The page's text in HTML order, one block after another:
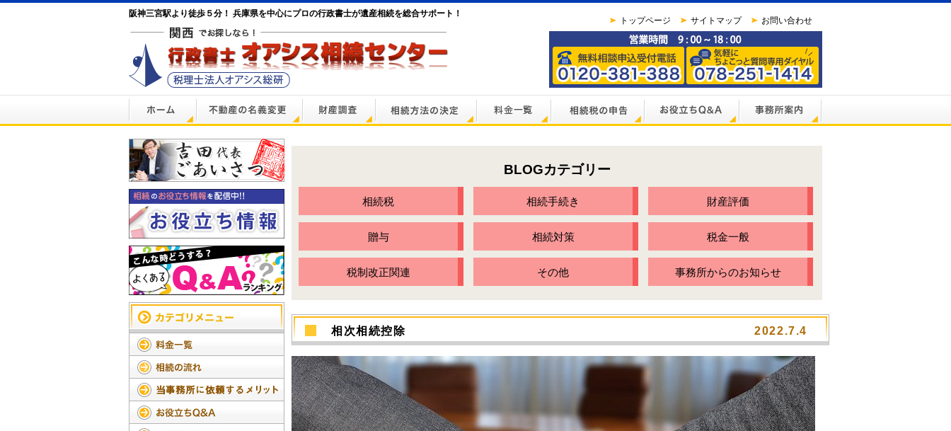
阪神三宮駅より徒歩５分！ 兵庫県を中心にプロの行政書士が遺産相続を総合サポート！
お問い合わせ
サイトマップ
トップページ
BLOGカテゴリー
相続税 相続手続き 財産評価
贈与 相続対策 税金一般
税制改正関連 その他 事務所からのお知らせ
相次相続控除 2022.7.4